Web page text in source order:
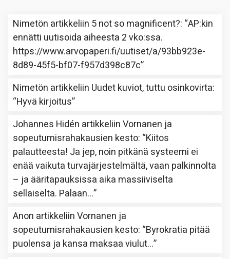
Nimetön artikkeliin 5 not so magnificent?: “AP:kin
ennätti uutisoida aiheesta 2 vko:ssa.
https://www.arvopaperi.fi/uutiset/a/93bb923e-
8d89-45f5-bf07-f957d398c87c”
Nimetön artikkeliin Uudet kuviot, tuttu osinkovirta:
“Hyvä kirjoitus”
Johannes Hidén artikkeliinVornanen ja
sopeutumisrahakausien kesto: “Kiitos
palautteesta! Ja jep, noin pitkänä systeemi ei
enää vaikuta turvajärjestelmältä, vaan palkinnolta
– ja ääritapauksissa aika massiiviselta
sellaiselta. Palaan…”
Anon artikkeliinVornanen ja
sopeutumisrahakausien kesto: “Byrokratia pitää
puolensa ja kansa maksaa viulut…”